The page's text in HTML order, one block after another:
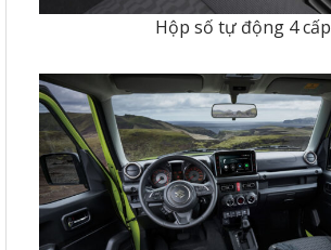
Hộp số tự động 4 cấp